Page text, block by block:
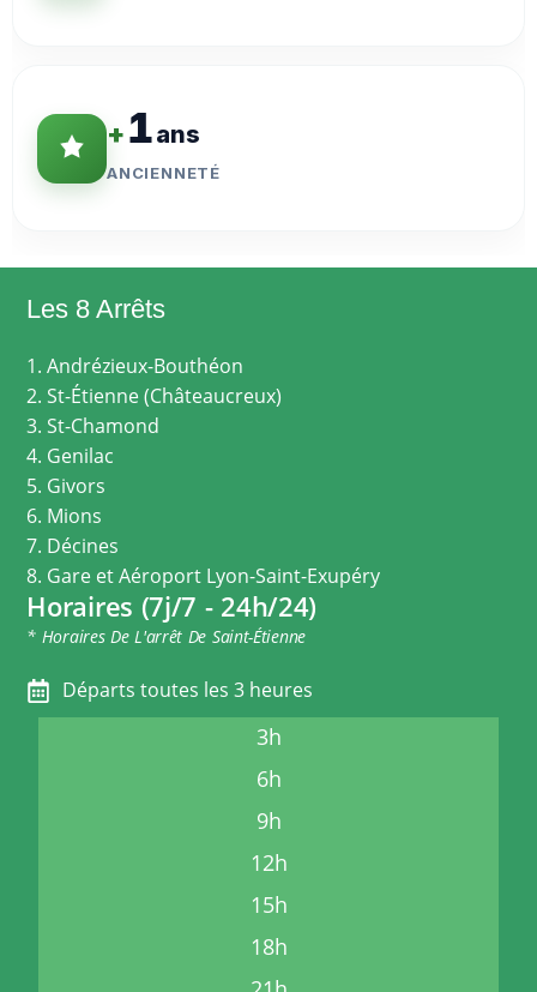
+1ans
ANCIENNETÉ
Les 8 Arrêts
1. Andrézieux-Bouthéon
2. St-Étienne (Châteaucreux)
3. St-Chamond
4. Genilac
5. Givors
6. Mions
7. Décines
8. Gare et Aéroport Lyon-Saint-Exupéry
Horaires (7j/7 - 24h/24)
* Horaires De L'arrêt De Saint-Étienne
Départs toutes les 3 heures
3h
6h
9h
12h
15h
18h